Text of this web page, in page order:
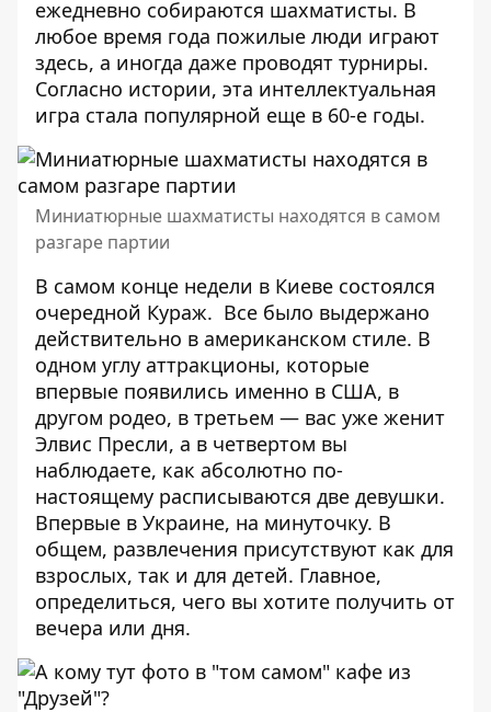
ежедневно собираются шахматисты. В
любое время года пожилые люди играют
здесь, а иногда даже проводят турниры.
Согласно истории, эта интеллектуальная
игра стала популярной еще в 60-е годы.
Миниатюрные шахматисты находятся в самом
разгаре партии
В самом конце недели в Киеве состоялся
очередной Кураж. Все было выдержано
действительно в американском стиле. В
одном углу аттракционы, которые
впервые появились именно в США, в
другом родео, в третьем — вас уже женит
Элвис Пресли, а в четвертом вы
наблюдаете, как абсолютно по-
настоящему расписываются две девушки.
Впервые в Украине, на минуточку. В
общем, развлечения присутствуют как для
взрослых, так и для детей. Главное,
определиться, чего вы хотите получить от
вечера или дня.